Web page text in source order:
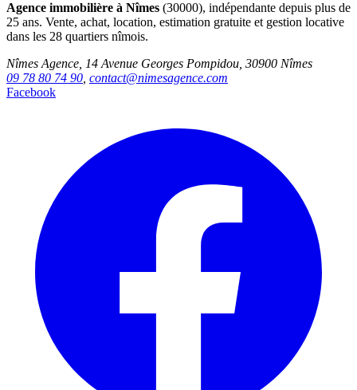
Agence immobilière à Nîmes (30000), indépendante depuis plus de
25 ans. Vente, achat, location, estimation gratuite et gestion locative
dans les 28 quartiers nîmois.
Nîmes Agence, 14 Avenue Georges Pompidou, 30900 Nîmes
09 78 80 74 90 contact@nimesagence.com
Facebook